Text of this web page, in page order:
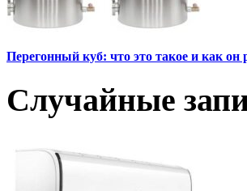
Перегонный куб: что это такое и как он
Случайные